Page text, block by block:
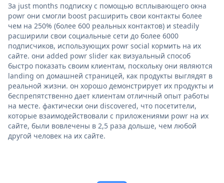
За just months подписку с помощью всплывающего окна
powr они смогли boost расширить свои контакты более
чем на 250% (более 600 реальных контактов) и steadily
расширили свои социальные сети до более 6000
подписчиков, использующих powr social кормить на их
сайте. они added powr slider как визуальный способ
быстро показать своим клиентам, поскольку они являются
landing on домашней страницей, как продукты выглядят в
реальной жизни. он хорошо демонстрирует их продукты и
беспрепятственно дает клиентам отличный опыт работы
на месте. фактически они discovered, что посетители,
которые взаимодействовали с приложениями powr на их
сайте, были вовлечены в 2,5 раза дольше, чем любой
другой человек на их сайте.